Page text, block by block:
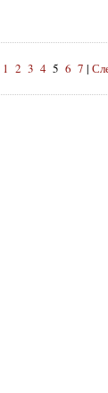
1 2 3 4 5 6 7 |